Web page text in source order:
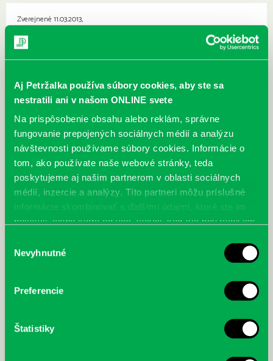
Aj Petržalka používa súbory cookies, aby ste sa
nestratili ani v našom ONLINE svete
Na prispôsobenie obsahu alebo reklám, správne
fungovanie prepojených sociálnych médií a analýzu
návštevnosti používame súbory cookies. Informácie o
tom, ako používate naše webové stránky, teda
poskytujeme aj našim partnerom v oblasti sociálnych
médií, inzercie a analýzy. Títo partneri môžu príslušné
informácie skombinovať s ďalšími údajmi, ktoré ste im
poskytli, alebo ktoré od vás získali, keď ste používali ich
súhlasu
Nevyhnutné
Preferencie
Štatistiky
Zverejnené 11.03.2013,
Najnovšie
„Ochlaď sa!“ v petržalskej knižnici na
Vavilovovej 26
30.07.2026
Letné horúčavy dajú zabrať každému z nás.
Chceme vás preto informovať, že sa naša
projektu…
Filatelisti ovládli olympiádu